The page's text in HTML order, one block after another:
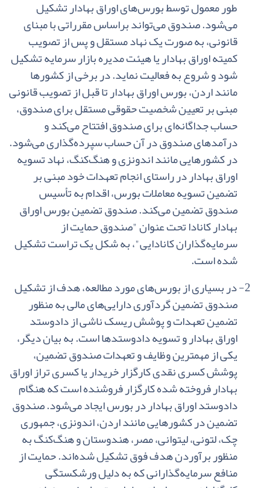
طور معمول‌ توسط بورسهای‌ اوراق‌ بهادار تشکیل
‌می‌شود. صندوق‌ می‌تواند براساس‌ مقرراتی‌ با مبنای‌
قانونی‌، به‌ صورت‌ یک‌ نهاد مستقل‌ و پس‌ از تصویب‌
کمیته‌ اوراق‌ بهادار یا هیئت‌ مدیره‌ بازار سرمایه‌ تشکیل‌
شود و شروع‌ به‌ فعالیت‌ نماید. در برخی‌ از کشورها
مانند اردن‌، بورس‌ اوراق‌ بهادار تا قبل‌ از تصویب‌ قانونی‌
مبنی‌ بر تعیین‌ شخصیت‌ حقوقی‌ مستقل‌ برای ‌صندوق‌،
حساب‌ جداگانه‌ای‌ برای‌ صندوق‌ افتتاح‌ می‌کند و
درآمدهای‌ صندوق‌ در آن‌ حساب‌ سپرده‌گذاری ‌می‌شود.
در کشورهایی‌ مانند اندونزی‌ و هنگ‌کنگ‌، نهاد تسویه‌
اوراق‌ بهادار در راستای‌ انجام‌ تعهدات‌ خود مبنی‌ بر
تضمین‌ تسویه‌ معاملات‌ بورس‌، اقدام‌ به‌ تأسیس‌
صندوق‌ تضمین‌ می‌کند. صندوق‌ تضمین‌ بورس ‌اوراق‌
بهادار کانادا تحت‌ عنوان‌"صندوق‌ حمایت‌ از
سرمایه‌گذاران‌ کانادایی"، به‌ شکل‌ یک‌ تراست‌ تشکیل
‌شده‌ است‌.
2- در بسیاری‌ از بورس‌های‌ مورد مطالعه‌، هدف‌ از تشکیل
صندوق‌ تضمین‌ گردآوری‌ دارایی‌های‌ مالی‌ به‌ منظور
تضمین‌ تعهدات‌ و پوشش‌ ریسک‌ ناشی‌ از دادوستد
اوراق‌ بهادار و تسویه‌ دادوستدها است‌. به‌ بیان‌ دیگر،
یکی‌ از مهمترین‌ وظایف‌ و تعهدات‌ صندوق‌ تضمین‌،
پوشش‌ کسری‌ نقدی‌ کارگزار خریدار یا کسری‌ تراز اوراق‌
بهادار فروخته‌ شده‌ کارگزار فروشنده‌ است‌ که‌ هنگام‌
دادوستد اوراق‌ بهادار در بورس‌ ایجاد می‌شود. صندوق‌
تضمین‌ در کشورهایی‌ مانند اردن‌، اندونزی‌، جمهوری‌
چک‌، لتونی‌، لیتوانی‌، مصر، هندوستان‌ و هنگ‌کنگ‌ به‌
منظور برآوردن‌ هدف‌ فوق‌ تشکیل‌ شده‌اند. حمایت‌ از
منافع‌ سرمایه‌گذارانی‌ که‌ به‌ دلیل‌ ورشکستگی‌